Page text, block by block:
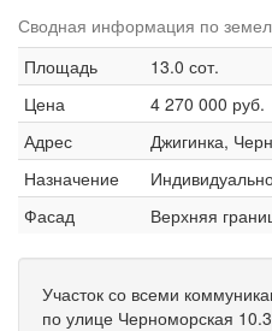
Сводная информация по
Площадь
13.0 сот.
Цена
4 270 000 руб.
Адрес
Джигинка,
Назначение
Фасад
Верхняя
Участок со всеми
по улице Черноморская